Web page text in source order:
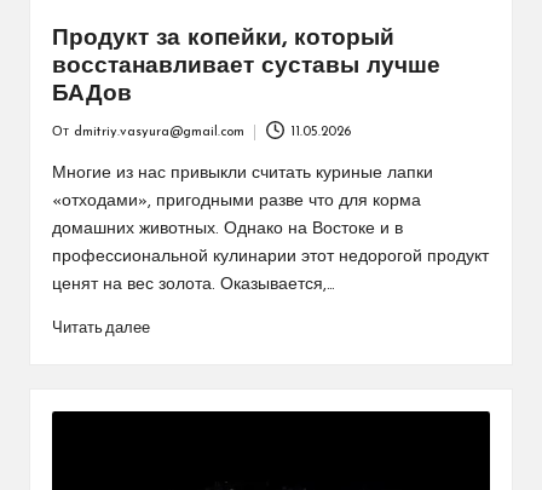
Продукт за копейки, который
восстанавливает суставы лучше
БАДов
от
От dmitriy.vasyura@gmail.com 11.05.2026
Многие из нас привыкли считать куриные лапки
«отходами», пригодными разве что для корма
домашних животных. Однако на Востоке и в
профессиональной кулинарии этот недорогой продукт
ценят на вес золота. Оказывается,…
Читать далее